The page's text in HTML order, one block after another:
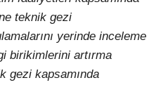
teknik gezi
yerinde inceleme
birikimlerini artırma
gezi kapsamında